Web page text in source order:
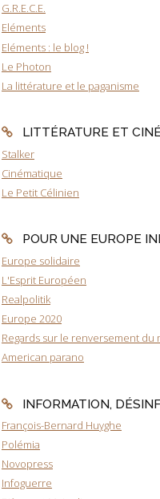
G.R.E.C.E.
Eléments
Eléments : le blog !
Le Photon
La littérature et le paganisme
LITTÉRATURE ET
Stalker
Cinématique
Le Petit Célinien
POUR UNE EUROPE
Europe solidaire
L'Esprit Européen
Realpolitik
Europe 2020
Regards sur le renversement du
American parano
INFORMATION,
François-Bernard Huyghe
Polémia
Novopress
Infoguerre